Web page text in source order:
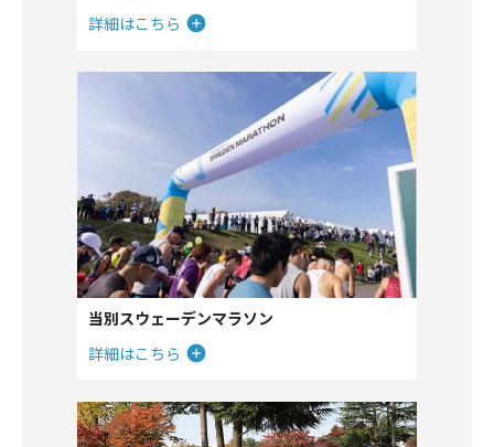
詳細はこちら
当別スウェーデンマラソン
詳細はこちら